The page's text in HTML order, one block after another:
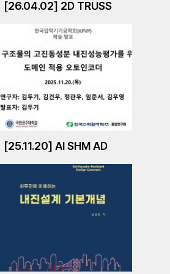
[26.04.02] 2D TRUSS
[25.11.20] AI SHM AD